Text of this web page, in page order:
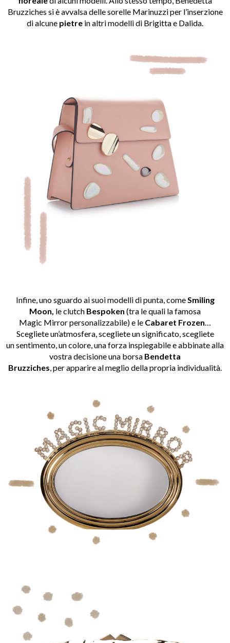
Bruzziches si è avvalsa delle sorelle Marinuzzi per l’inserzione
di alcune pietre in altri modelli di Brigitta e Dalida.
Infine, uno sguardo ai suoi modelli di punta, comeSmiling
Moon, le clutch Bespoken (tra le quali la famosa
Magic Mirror personalizzabile) e le Cabaret Frozen…
Scegliete un’atmosfera, scegliete un significato, scegliete
un sentimento, un colore, una forza inspiegabile e abbinate alla
vostra decisione una borsa Bendetta
Bruzziches, per apparire al meglio della propria individualità.